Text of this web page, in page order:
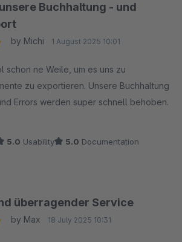
Buchhaltung - und
by Michi 1 August 2025 10:01
schon ne Weile, um es uns zu
zu exportieren. Unsere Buchhaltung
Errors werden super schnell behoben.
5.0 Usability 5.0 Documentation
überragender Service
by Max 18 July 2025 10:31